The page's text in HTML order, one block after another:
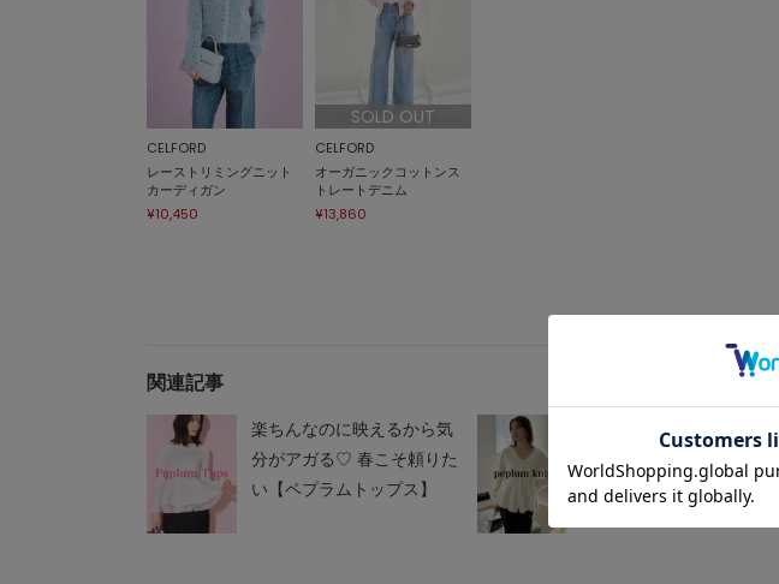
CELFORD
レーストリミングニット
カーディガン
¥10,450
SOLD OUT
CELFORD
オーガニックコットンス
トレートデニム
¥13,860
関連記事
楽ちんなのに映えるから気
分がアガる♡ 春こそ頼りた
い【ペプラムトップス】
腰まわりをカバー＆即くび
ト】5選